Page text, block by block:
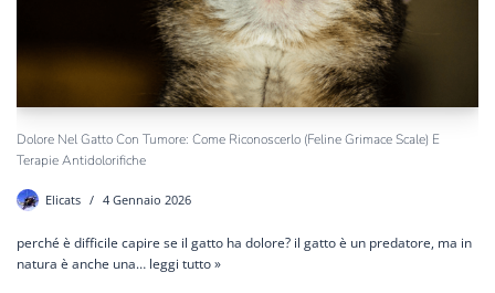
Dolore Nel Gatto Con Tumore: Come Riconoscerlo (Feline Grimace Scale) E
Terapie Antidolorifiche
Elicats 4 Gennaio 2026
perché è difficile capire se il gatto ha dolore? il gatto è un predatore, ma in
natura è anche una… leggi tutto »